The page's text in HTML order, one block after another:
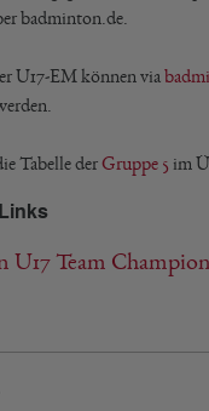
badminton.de.
U17-EM können via
Tabelle derGruppe 5 im
U17 Team